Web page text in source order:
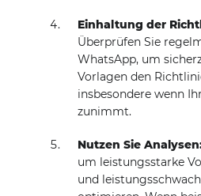
Einhaltung der
Überprüfen Sie
WhatsApp, um
Vorlagen den
insbesondere wenn
zunimmt.
Nutzen Sie
um leistungsstarke
und